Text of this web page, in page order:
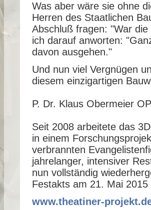
Was aber wäre sie ohne
Herren des Staatlichen
Abschluß fragen: "War
ich darauf anworten:
davon ausgehen."
Und nun viel Vergnügen
diesem einzigartigen
P. Dr. Klaus Obermeier OP
Seit 2008 arbeitete das
in einem
verbrannten
jahrelanger, intensiver
nun vollständig
Festakts am 21. Mai 2015
www.theatiner-